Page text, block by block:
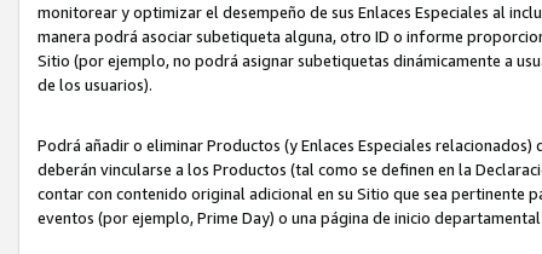
monitorear y optimizar el desempeño de sus Enlaces Especiales al
manera podrá asociar subetiqueta alguna, otro ID o informe
Sitio (por ejemplo, no podrá asignar subetiquetas dinámicamente a
de los usuarios).
Podrá añadir o eliminar Productos (y Enlaces Especiales
deberán vincularse a los Productos (tal como se definen en la
contar con contenido original adicional en su Sitio que sea pertinente
eventos (por ejemplo, Prime Day) o una página de inicio